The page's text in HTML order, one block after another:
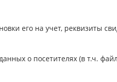
его на учет, реквизиты
о посетителях (в т.ч.